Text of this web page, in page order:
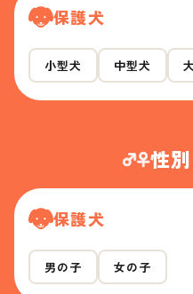
保護犬
小型犬 中型犬
性
保護犬
男の子 女の子